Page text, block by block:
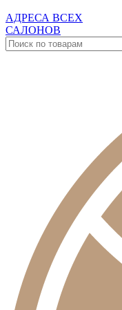
АДРЕСА ВСЕХ
САЛОНОВ